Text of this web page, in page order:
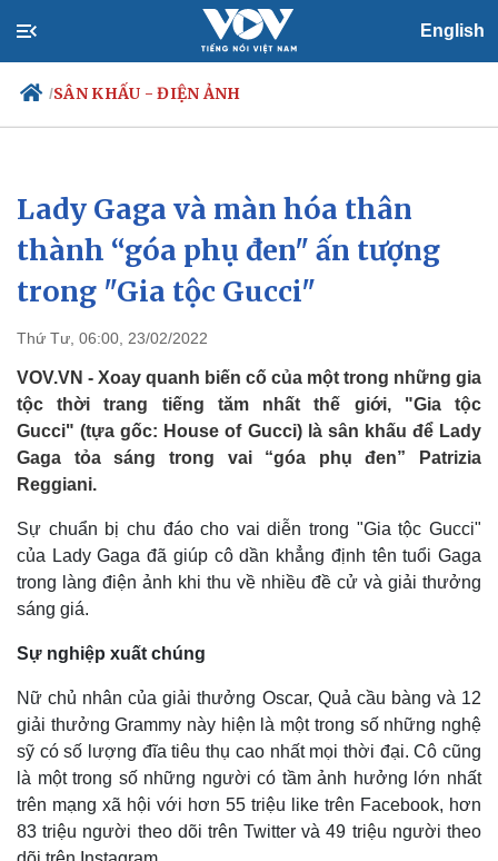
English
/SÂN KHẤU - ĐIỆN ẢNH
Chính trị
Đảng
Tổ chức nhân sự
Quốc hội
Nhận diện sự thật
Xã hội
Tin 24h
Dự báo thời tiết
Giáo dục
Lady Gaga và màn hóa thân
thành “góa phụ đen" ấn tượng
trong "Gia tộc Gucci"
Thứ Tư, 06:00, 23/02/2022
VOV.VN - Xoay quanh biến cố của một trong những gia
tộc thời trang tiếng tăm nhất thế giới, "Gia tộc
Gucci" (tựa gốc: House of Gucci) là sân khấu để Lady
Gaga tỏa sáng trong vai “góa phụ đen” Patrizia
Reggiani.
Sự chuẩn bị chu đáo cho vai diễn trong "Gia tộc Gucci"
của Lady Gaga đã giúp cô dần khẳng định tên tuổi Gaga
trong làng điện ảnh khi thu về nhiều đề cử và giải thưởng
sáng giá.
Sự nghiệp xuất chúng
Nữ chủ nhân của giải thưởng Oscar, Quả cầu bàng và 12
giải thưởng Grammy này hiện là một trong số những nghệ
sỹ có số lượng đĩa tiêu thụ cao nhất mọi thời đại. Cô cũng
là một trong số những người có tầm ảnh hưởng lớn nhất
trên mạng xã hội với hơn 55 triệu like trên Facebook, hơn
83 triệu người theo dõi trên Twitter và 49 triệu người theo